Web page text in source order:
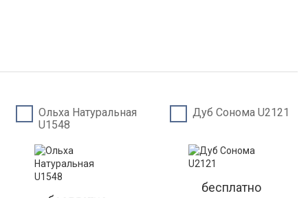
Ольха Натуральная
U1548
Дуб Сонома U2121
бесплатно